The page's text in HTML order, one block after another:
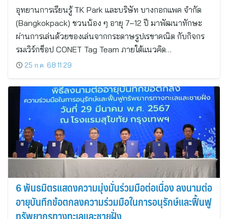
อุทยานการเรียนรู้ TK Park และบริษัท บางกอกแพค จำกัด
(Bangkokpack) ชวนน้อง ๆ อายุ 7–12 ปี มาพัฒนาทักษะ
ผ่านการเล่นด้วยของเล่นจากกระดาษรูปเรขาคณิต กับกิจกร
รมเวิร์กช็อป CONET Tag Team ภายใต้แนวคิด…
25 ก.ค. 68 11:29
6 พันธมิตรแสดงความมุ่งมั่นร่วมมือต่อเนื่อง ลงนามต่อ
อายุบันทึกข้อตกลงความร่วมมือในการอนุรักษ์และฟื้นฟู